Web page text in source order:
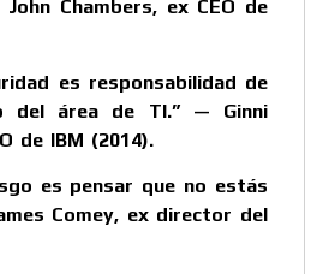
Chambers, ex CEO de
es responsabilidad de
del área de TI.” — Ginni
de IBM (2014).
es pensar que no estás
Comey, ex director del